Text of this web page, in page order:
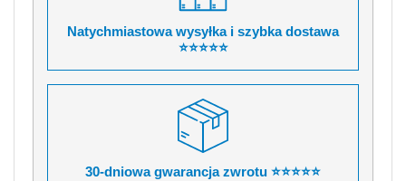
Natychmiastowa wysyłka i szybka dostawa
⭐⭐⭐⭐⭐
30-dniowa gwarancja zwrotu ⭐⭐⭐⭐⭐